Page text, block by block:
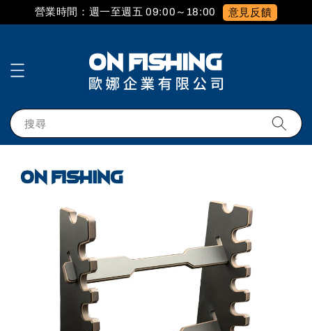
營業時間：週一至週五 09:00～18:00 意見反饋
搜尋